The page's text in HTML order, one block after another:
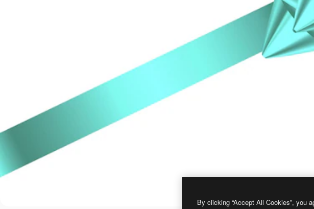
By clicking “Accept All Cookies”, you